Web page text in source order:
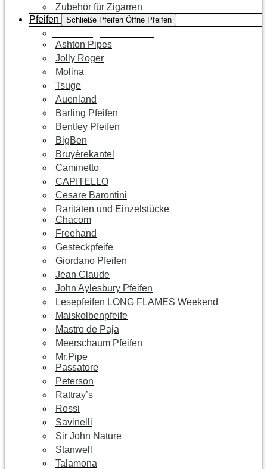
Zubehör für Zigarren
Pfeifen
Schließe Pfeifen Öffne Pfeifen
Ashton Pipes
Jolly Roger
Molina
Tsuge
Auenland
Barling Pfeifen
Bentley Pfeifen
BigBen
Bruyèrekantel
Caminetto
CAPITELLO
Cesare Barontini
Raritäten und Einzelstücke
Chacom
Freehand
Gesteckpfeife
Giordano Pfeifen
Jean Claude
John Aylesbury Pfeifen
Lesepfeifen LONG FLAMES Weekend
Maiskolbenpfeife
Mastro de Paja
Meerschaum Pfeifen
Mr.Pipe
Passatore
Peterson
Rattray’s
Rossi
Savinelli
Sir John Nature
Stanwell
Talamona